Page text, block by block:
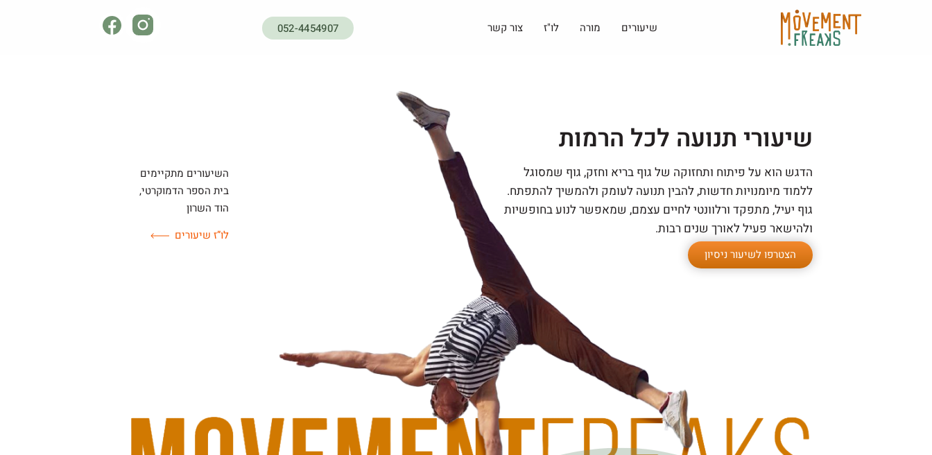
שיעורים מורה לו"ז צור קשר 052-4454907
שיעורי תנועה לכל הרמות
הדגש הוא על פיתוח ותחזוקה של גוף בריא וחזק, גוף שמסוגל
ללמוד מיומנויות חדשות, להבין תנועה לעומק ולהמשיך להתפתח.
גוף יעיל, מתפקד ורלוונטי לחיים עצמם, שמאפשר לנוע בחופשיות
ולהישאר פעיל לאורך שנים רבות.
הצטרפו לשיעור ניסיון
השיעורים מתקיימים
בית הספר הדמוקרטי,
הוד השרון
לו”ז שיעורים